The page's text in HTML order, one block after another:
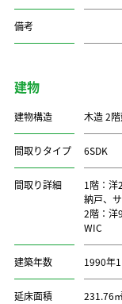
備考
建物
建物構造 木造 2
間取りタイプ 6SDK
間取り詳細
1階：洋
納戸、
2階：洋
WIC
建築年数 1990年
延床面積 231.76